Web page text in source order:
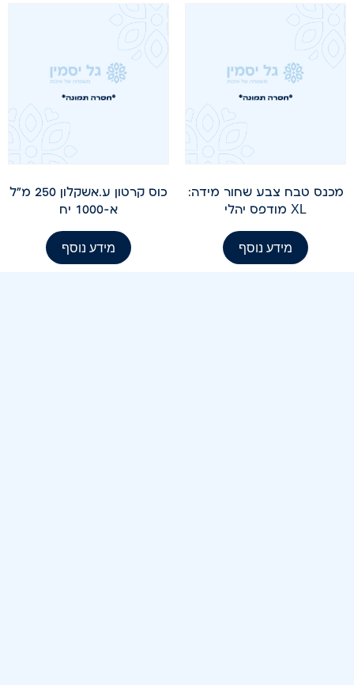
מכנס טבח צבע שחור מידה:
XL מודפס יהלי
מידע נוסף
כוס קרטון ע.אשקלון 250 מ"ל
א-1000 יח
מידע נוסף